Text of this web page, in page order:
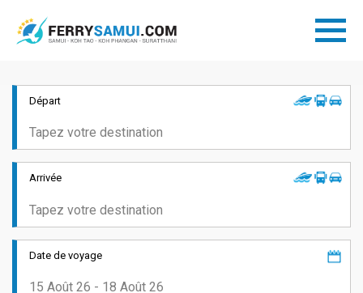
Départ
Arrivée
Date de voyage